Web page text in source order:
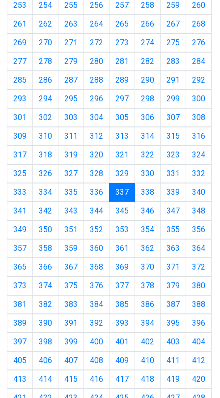
253
254 255 256 257 258 259
260
261
262 263 264 265 266 267
268
269
270 271 272 273 274 275
276
277
278 279 280 281 282 283
284
285
286 287 288 289 290 291
292
293
294 295 296 297 298 299
300
301
302 303 304 305 306 307
308
309
310 311 312 313 314 315
316
317
318 319 320 321 322 323
324
325
326 327 328 329 330 331
332
333
334 335 336 337(current)
338 339
340
341
342 343 344 345 346 347
348
349
350 351 352 353 354 355
356
357
358 359 360 361 362 363
364
365
366 367 368 369 370 371
372
373
374 375 376 377 378 379
380
381
382 383 384 385 386 387
388
389
390 391 392 393 394 395
396
397
398 399 400 401 402 403
404
405
406 407 408 409 410 411
412
413
414 415 416 417 418 419
420